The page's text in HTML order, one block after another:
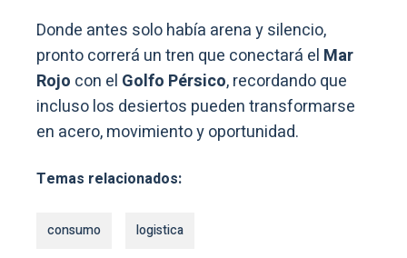
Donde antes solo había arena y silencio,
pronto correrá un tren que conectará el Mar
Rojo con el Golfo Pérsico, recordando que
incluso los desiertos pueden transformarse
en acero, movimiento y oportunidad.
Temas relacionados:
consumo logistica